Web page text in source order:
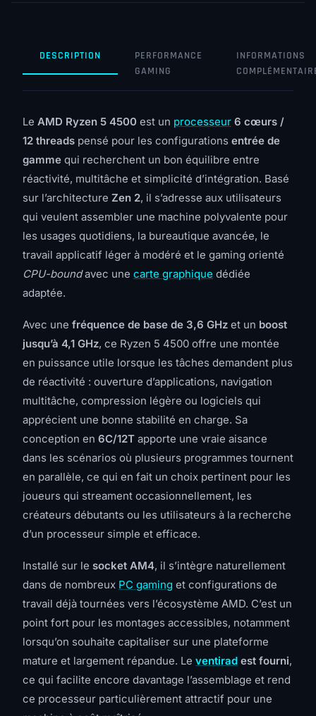
DESCRIPTION
PERFORMANCE
GAMING
INFORMATIONS
Le AMD Ryzen 5 4500 est un processeur 6 cœurs /
12 threads pensé pour les configurations entrée de
gamme qui recherchent un bon équilibre entre
réactivité, multitâche et simplicité d’intégration. Basé
sur l’architecture Zen 2, il s’adresse aux utilisateurs
qui veulent assembler une machine polyvalente pour
les usages quotidiens, la bureautique avancée, le
travail applicatif léger à modéré et le gaming orienté
CPU-boundavec une carte graphique dédiée
adaptée.
Avec une fréquence de base de 3,6 GHz et un boost
jusqu’à 4,1 GHz, ce Ryzen 5 4500 offre une montée
en puissance utile lorsque les tâches demandent plus
de réactivité : ouverture d’applications, navigation
multitâche, compression légère ou logiciels qui
apprécient une bonne stabilité en charge. Sa
conception en 6C/12T apporte une vraie aisance
dans les scénarios où plusieurs programmes tournent
en parallèle, ce qui en fait un choix pertinent pour les
joueurs qui streament occasionnellement, les
créateurs débutants ou les utilisateurs à la recherche
d’un processeur simple et efficace.
Installé sur le socket AM4, il s’intègre naturellement
dans de nombreux PC gaming et configurations de
travail déjà tournées vers l’écosystème AMD. C’est un
point fort pour les montages accessibles, notamment
lorsqu’on souhaite capitaliser sur une plateforme
mature et largement répandue. Le ventirad est fourni,
ce qui facilite encore davantage l’assemblage et rend
ce processeur particulièrement attractif pour une